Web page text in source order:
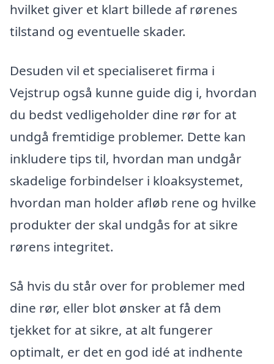
hvilket giver et klart billede af rørenes
tilstand og eventuelle skader.
Desuden vil et specialiseret firma i
Vejstrup også kunne guide dig i, hvordan
du bedst vedligeholder dine rør for at
undgå fremtidige problemer. Dette kan
inkludere tips til, hvordan man undgår
skadelige forbindelser i kloaksystemet,
hvordan man holder afløb rene og hvilke
produkter der skal undgås for at sikre
rørens integritet.
Så hvis du står over for problemer med
dine rør, eller blot ønsker at få dem
tjekket for at sikre, at alt fungerer
optimalt, er det en god idé at indhente